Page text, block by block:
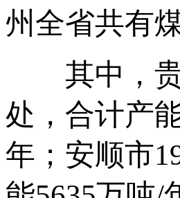
州全省共有
其中，贵
处，合计产
年；安顺市